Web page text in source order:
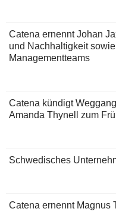
Catena ernennt Johan
und Nachhaltigkeit
Managementteams
Catena kündigt
Amanda Thynell zum
Schwedisches
Catena ernennt Magnus